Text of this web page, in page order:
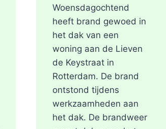
Woensdagochtend
heeft brand gewoed in
het dak van een
woning aan de Lieven
de Keystraat in
Rotterdam. De brand
ontstond tijdens
werkzaamheden aan
het dak. De brandweer